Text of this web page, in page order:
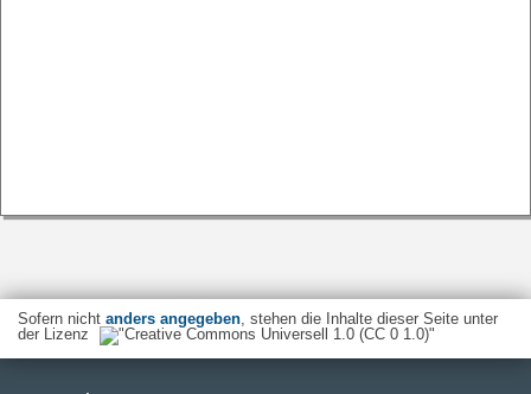
Sofern nicht anders angegeben, stehen die Inhalte dieser Seite unter
der Lizenz